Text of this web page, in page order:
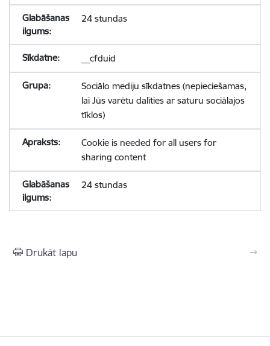
24 stundas
__cfduid
Sociālo mediju sīkdatnes (nepieciešamas,
lai Jūs varētu dalīties ar saturu sociālajos
tīklos)
Cookie is needed for all users for
sharing content
24 stundas
Drukāt lapu